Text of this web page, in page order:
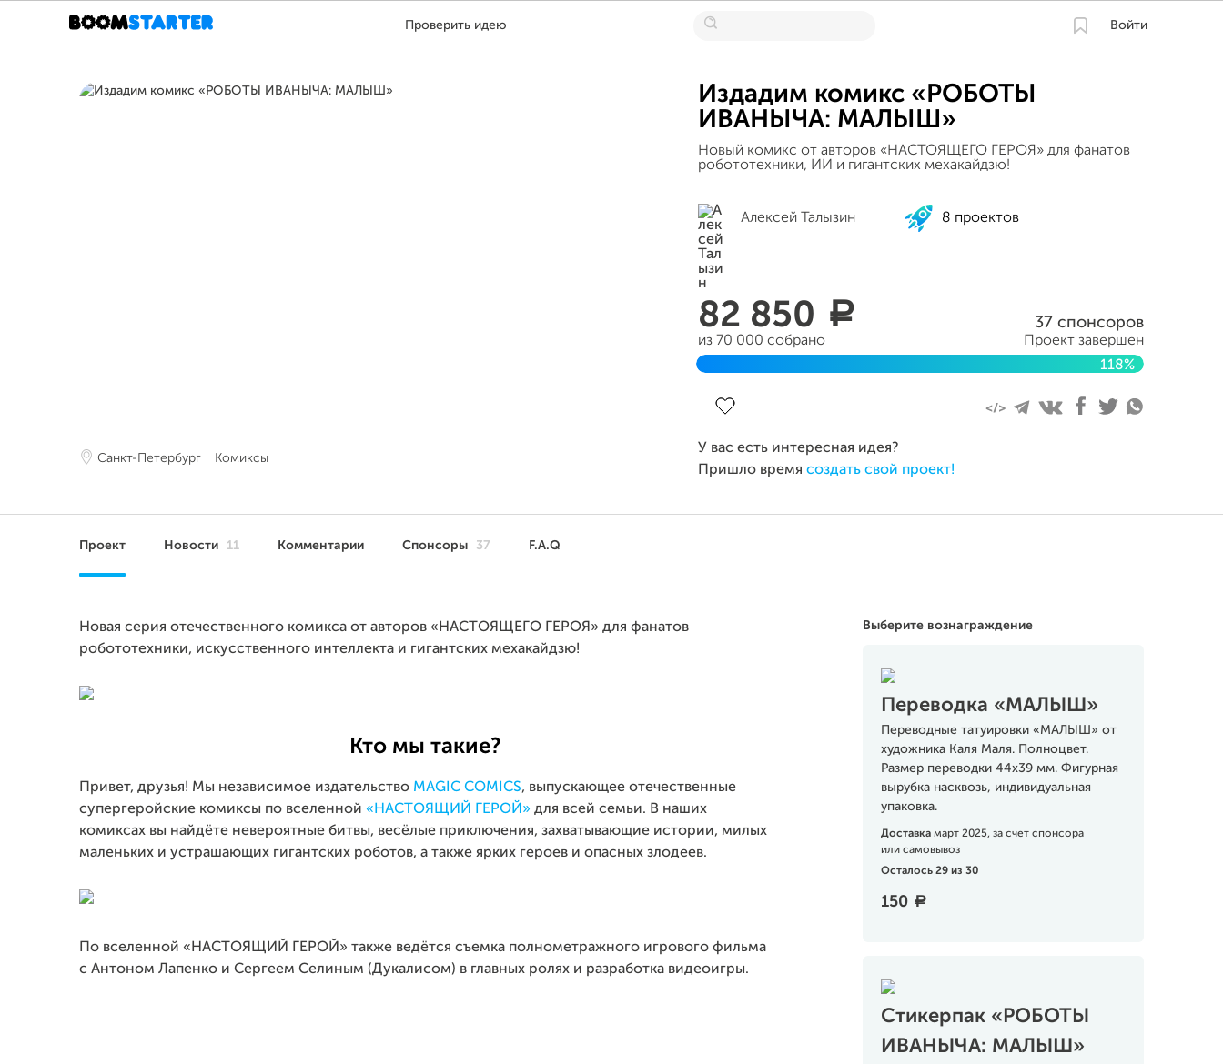
Проверить идею Войти
Санкт-Петербург Комиксы
Издадим комикс «РОБОТЫ
ИВАНЫЧА: МАЛЫШ»
Новый комикс от авторов «НАСТОЯЩЕГО ГЕРОЯ» для фанатов
робототехники, ИИ и гигантских мехакайдзю!
Алексей Талызин 8 проектов
82 850 a
из 70 000 собрано
37 спонсоров
Проект завершен
118%
У вас есть интересная идея?
Пришло время создать свой проект!
Проект Новости 11 Комментарии Спонсоры 37 F.A.Q
Выберите вознаграждение
Переводка «МАЛЫШ»
Переводные татуировки «МАЛЫШ» от
художника Каля Маля. Полноцвет.
Размер переводки 44х39 мм. Фигурная
вырубка насквозь, индивидуальная
упаковка.
Доставка март 2025, за счет спонсора
или самовывоз
Осталось 29 из 30
150 a
Стикерпак «РОБОТЫ
ИВАНЫЧА: МАЛЫШ»
Новая серия отечественного комикса от авторов «НАСТОЯЩЕГО ГЕРОЯ» для фанатов
робототехники, искусственного интеллекта и гигантских мехакайдзю!
Кто мы такие?
Привет, друзья! Мы независимое издательство MAGIC COMICS, выпускающее отечественные
супергеройские комиксы по вселенной «НАСТОЯЩИЙ ГЕРОЙ» для всей семьи. В наших
комиксах вы найдёте невероятные битвы, весёлые приключения, захватывающие истории, милых
маленьких и устрашающих гигантских роботов, а также ярких героев и опасных злодеев.
По вселенной «НАСТОЯЩИЙ ГЕРОЙ» также ведётся съемка полнометражного игрового фильма
с Антоном Лапенко и Сергеем Селиным (Дукалисом) в главных ролях и разработка видеоигры.